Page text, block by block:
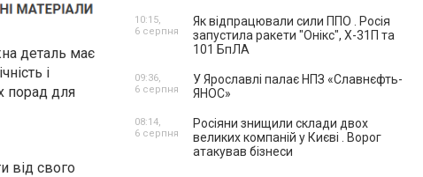
деталь має
і
порад для
від свого
Як відпрацювали сили ППО . Росія
запустила ракети "Онікс", Х-31П та
101 БпЛА
10:15,
6 серпня
У Ярославлі палає НПЗ «Славнєфть-
ЯНОС»
09:36,
6 серпня
Росіяни знищили склади двох
великих компаній у Києві . Ворог
атакував бізнеси
08:14,
6 серпня